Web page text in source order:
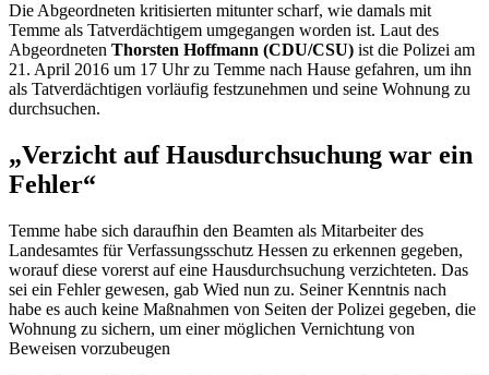
Die Abgeordneten kritisierten mitunter scharf, wie damals mit
Temme als Tatverdächtigem umgegangen worden ist. Laut des
Abgeordneten Thorsten Hoffmann (CDU/CSU) ist die Polizei am
21. April 2016 um 17 Uhr zu Temme nach Hause gefahren, um ihn
als Tatverdächtigen vorläufig festzunehmen und seine Wohnung zu
durchsuchen.
„Verzicht auf Hausdurchsuchung war ein
Fehler“
Temme habe sich daraufhin den Beamten als Mitarbeiter des
Landesamtes für Verfassungsschutz Hessen zu erkennen gegeben,
worauf diese vorerst auf eine Hausdurchsuchung verzichteten. Das
sei ein Fehler gewesen, gab Wied nun zu. Seiner Kenntnis nach
habe es auch keine Maßnahmen von Seiten der Polizei gegeben, die
Wohnung zu sichern, um einer möglichen Vernichtung von
Beweisen vorzubeugen